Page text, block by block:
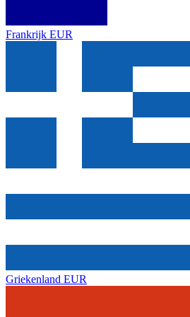
Frankrijk EUR
Griekenland EUR